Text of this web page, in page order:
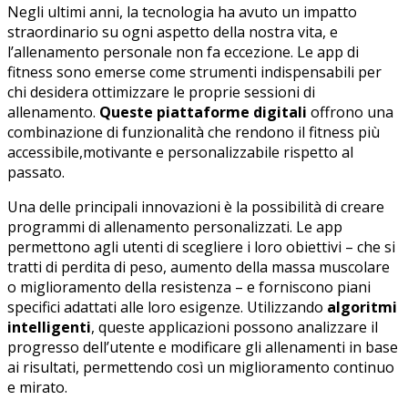
Negli ultimi anni, la⁣ tecnologia ha avuto un impatto
straordinario su ogni aspetto ​della⁣ nostra vita, e
l’allenamento personale non fa eccezione. Le⁣ app ⁣di
fitness sono emerse come strumenti indispensabili ‌per
chi desidera‍ ottimizzare⁣ le ‍proprie sessioni di
allenamento.‍ Queste ‌piattaforme ⁢digitali ‍offrono ⁣una
combinazione di​ funzionalità che rendono il fitness⁤ più
accessibile,motivante e personalizzabile rispetto al
passato.
Una delle principali innovazioni è la possibilità di creare
programmi‍ di allenamento personalizzati. Le app⁣
permettono agli ⁣utenti di scegliere i⁣ loro obiettivi – che si‍
tratti di perdita di peso, aumento ‍della ⁢massa⁤ muscolare
o⁣ miglioramento della resistenza – ⁣e forniscono piani
⁤specifici adattati⁤ alle ⁤loro esigenze. Utilizzando algoritmi
intelligenti, queste applicazioni possono analizzare il
progresso dell’utente e modificare gli allenamenti⁤ in base
ai risultati, permettendo così un ‍miglioramento continuo
e ⁣mirato.